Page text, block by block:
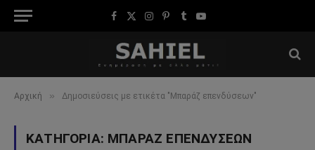
Facebook
X
Instagram
Pinterest
TumblrYouTube
Αρχική » Δημοσιεύσεις με ετικέτα "Μπαράζ επενδύσεων"
ΚΑΤΗΓΟΡΊΑ: ΜΠΑΡΆΖ ΕΠΕΝΔΎΣΕΩΝ